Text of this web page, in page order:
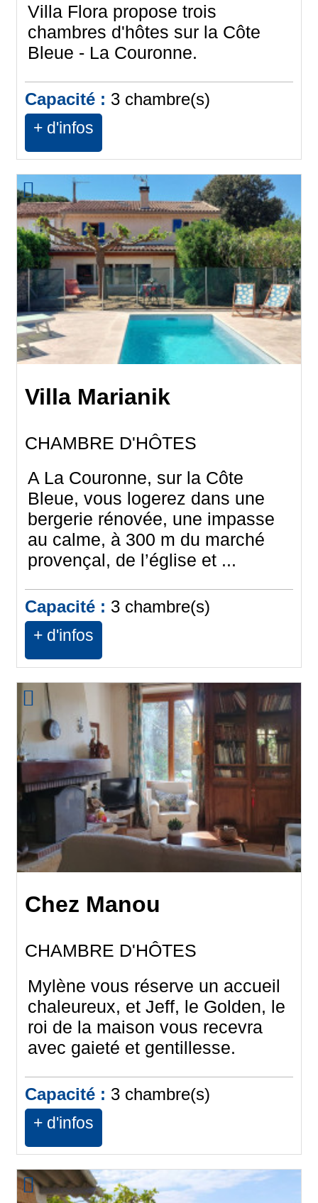
Villa Flora propose trois
chambres d'hôtes sur la Côte
Bleue - La Couronne.
Capacité : 3 chambre(s)
+ d'infos
Villa Marianik
CHAMBRE D'HÔTES
A La Couronne, sur la Côte
Bleue, vous logerez dans une
bergerie rénovée, une impasse
au calme, à 300 m du marché
provençal, de l’église et ...
Capacité : 3 chambre(s)
+ d'infos
Chez Manou
CHAMBRE D'HÔTES
Mylène vous réserve un accueil
chaleureux, et Jeff, le Golden, le
roi de la maison vous recevra
avec gaieté et gentillesse.
Capacité : 3 chambre(s)
+ d'infos